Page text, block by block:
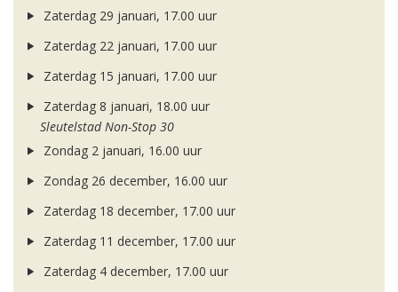
Zaterdag 29 januari, 17.00 uur
Zaterdag 22 januari, 17.00 uur
Zaterdag 15 januari, 17.00 uur
Zaterdag 8 januari, 18.00 uur
Sleutelstad Non-Stop 30
Zondag 2 januari, 16.00 uur
Zondag 26 december, 16.00 uur
Zaterdag 18 december, 17.00 uur
Zaterdag 11 december, 17.00 uur
Zaterdag 4 december, 17.00 uur